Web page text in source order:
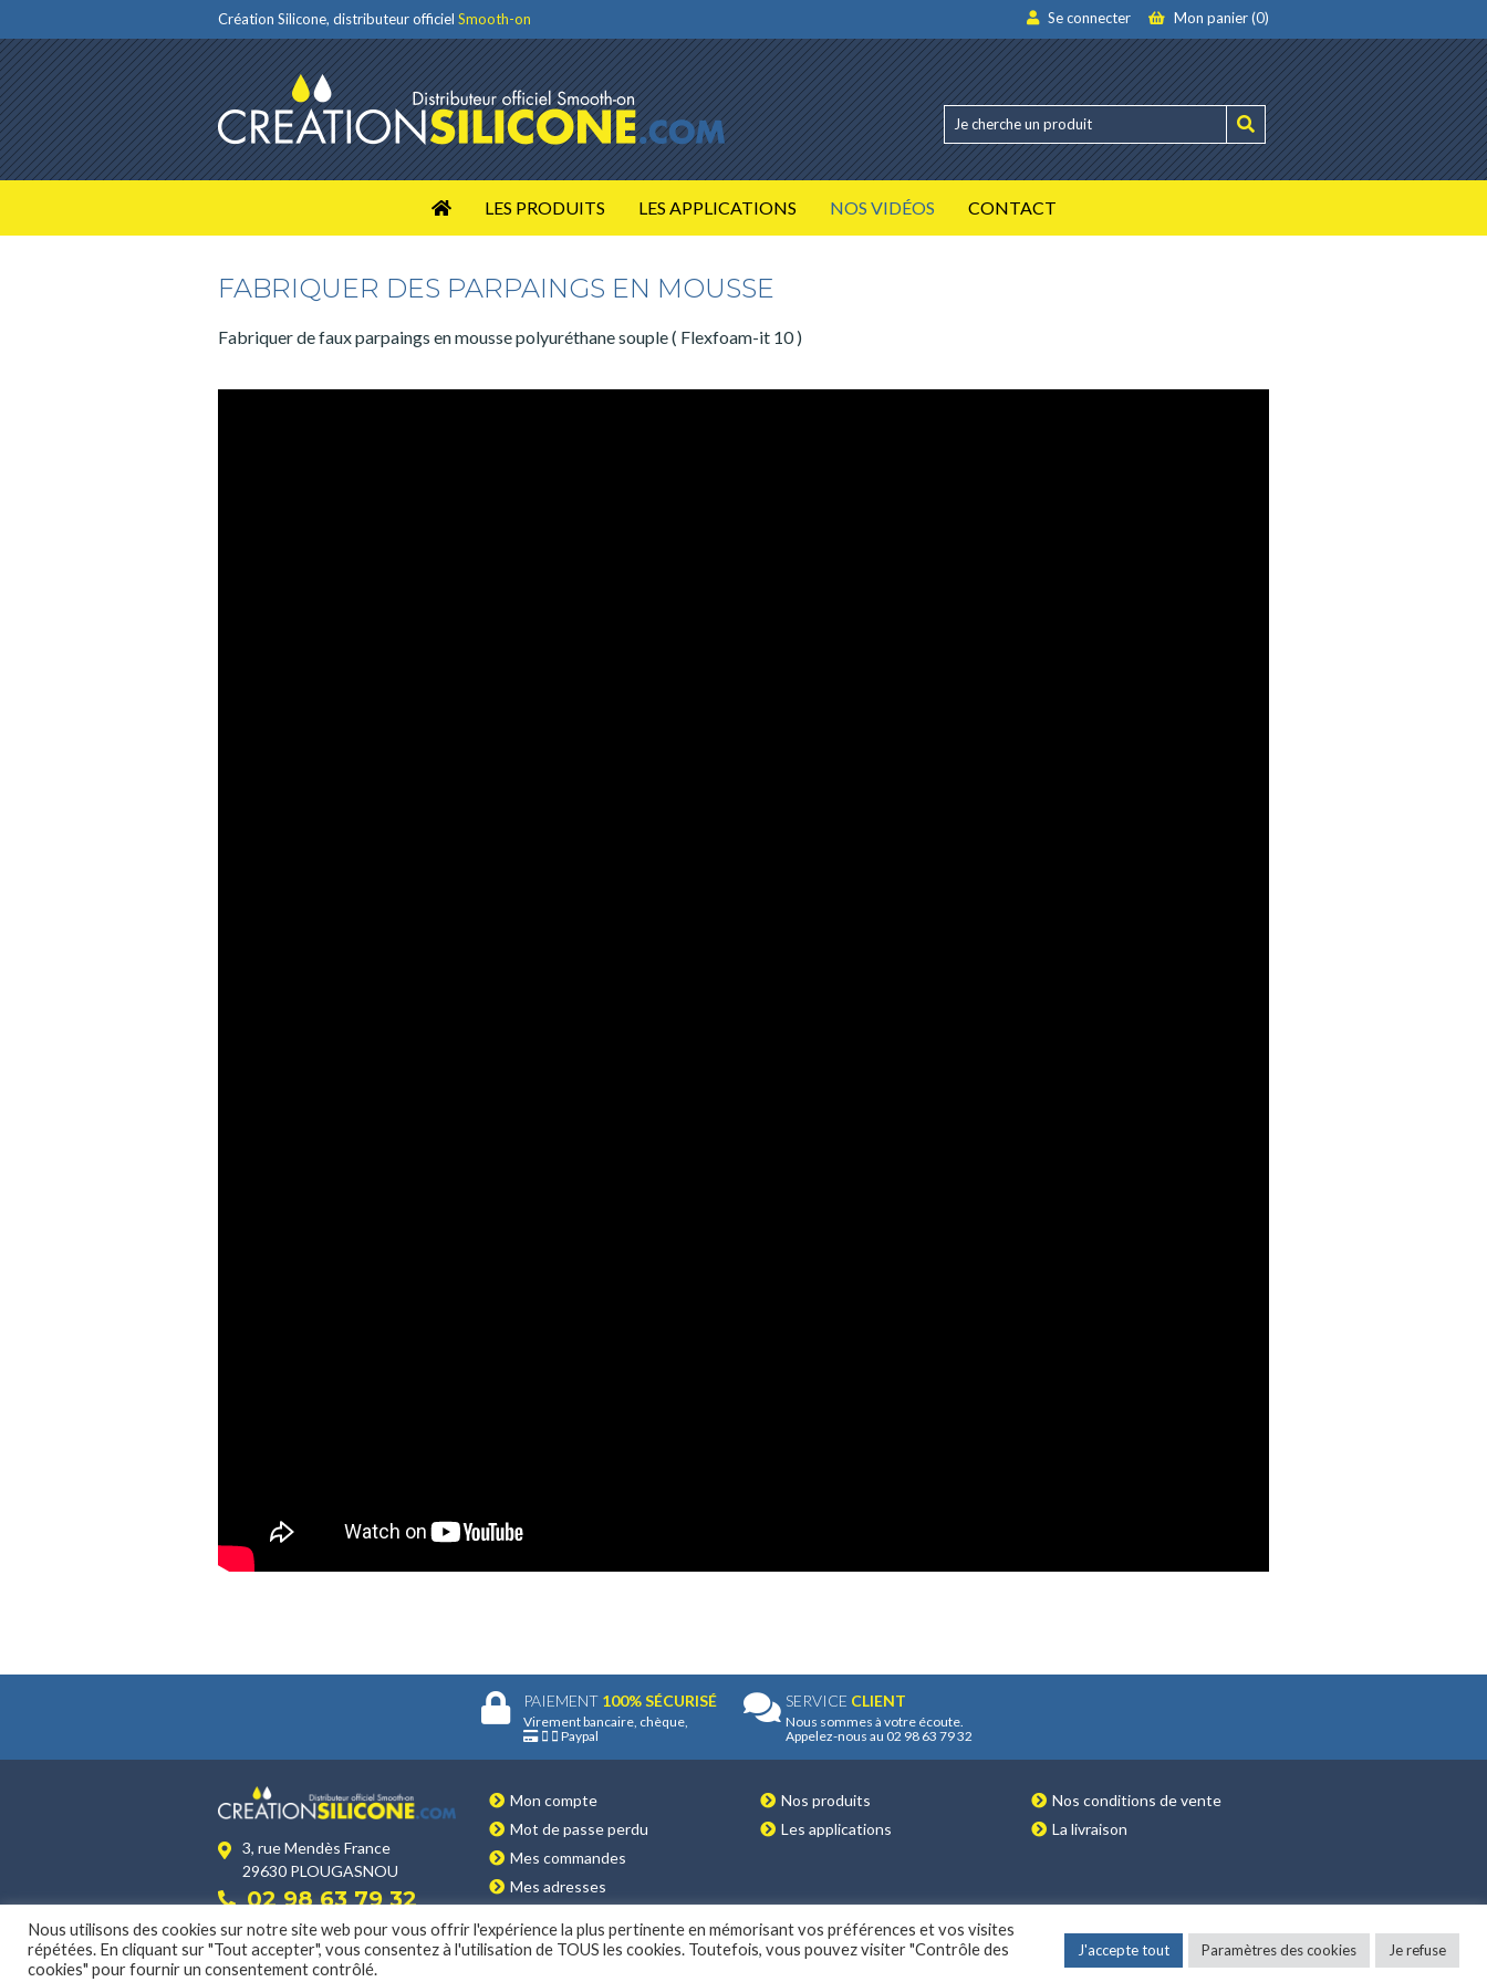
Création Silicone, distributeur officiel Smooth-on Se connecter Mon panier (0)
LES PRODUITS LES APPLICATIONS NOS VIDÉOS CONTACT
FABRIQUER DES PARPAINGS EN MOUSSE
Fabriquer de faux parpaings en mousse polyuréthane souple ( Flexfoam-it 10 )
PAIEMENT 100% SÉCURISÉ
Virement bancaire, chèque,
Paypal
SERVICE CLIENT
Nous sommes à votre écoute.
Appelez-nous au 02 98 63 79 32
3, rue Mendès France
29630 PLOUGASNOU
02 98 63 79 32
Mon compte
Mot de passe perdu
Mes commandes
Mes adresses
Nos produits
Les applications
Nos conditions de vente
La livraison
MENTIONS LÉGALES|POLITIQUE DE CONFIDENTIALITÉ © 2022 CONCEPTION & DÉVELOPPEMENT NETAO | TOUS DROITS RÉSERVÉS
Nous utilisons des cookies sur notre site web pour vous offrir l'expérience la plus pertinente en mémorisant vos préférences et vos visites
répétées. En cliquant sur "Tout accepter", vous consentez à l'utilisation de TOUS les cookies. Toutefois, vous pouvez visiter "Contrôle des
cookies" pour fournir un consentement contrôlé.
J'accepte tout Paramètres des cookies Je refuse